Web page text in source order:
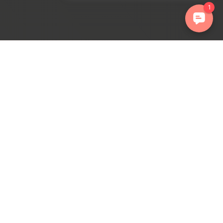
Personnalisez vos préférences pour contrôler la manière dont